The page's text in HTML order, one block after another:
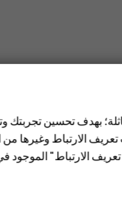
بهدف تحسين
الارتباط وغيرها من
الارتباط"